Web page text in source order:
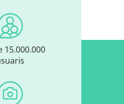
15.000.000